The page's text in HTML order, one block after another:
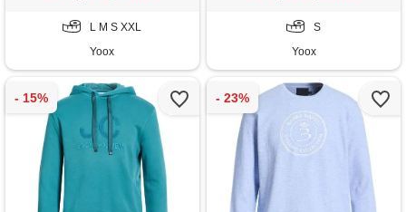
L M S XXL
Yoox
S
Yoox